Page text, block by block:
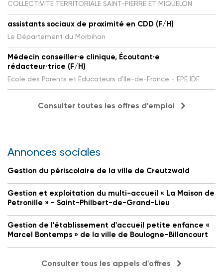
COLLECTIVITE TERRITORIALE SAINT-PIERRE ET MIQUELON
assistants sociaux de proximité en CDD (F/H)
Le Département du Morbihan
Médecin conseiller·e clinique, Écoutant·e
rédacteur·trice (F/H)
Ecole des Parents et Educateurs d'Ile-de-France - EPE IDF
Consulter toutes les offres d'emploi
Annonces sociales
Gestion du périscolaire de la ville de Creutzwald
Gestion et exploitation du multi-accueil « La Maison de
Petronille » - Saint-Philbert-de-Grand-Lieu
Gestion de l'établissement d'accueil petite enfance «
Marcel Bontemps » de la ville de Boulogne-Billancourt
Consulter tous les appels d'offres